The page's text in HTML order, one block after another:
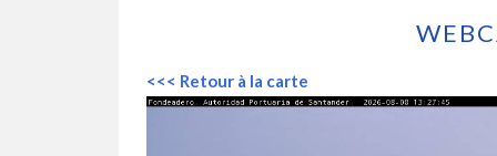
<<< Retour à la carte